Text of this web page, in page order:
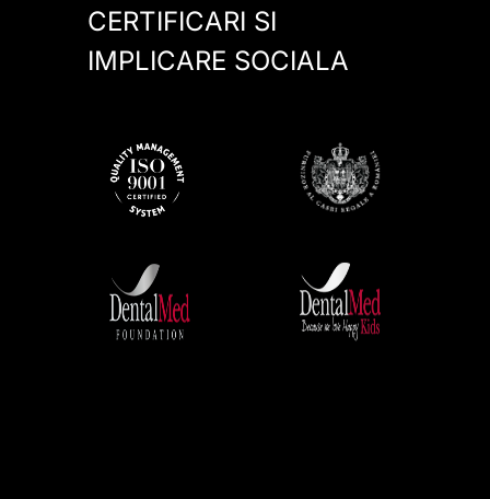
CERTIFICARI SI
IMPLICARE SOCIALA